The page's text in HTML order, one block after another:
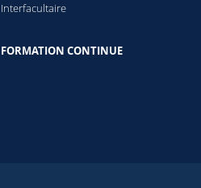
Interfacultaire
FORMATION CONTINUE